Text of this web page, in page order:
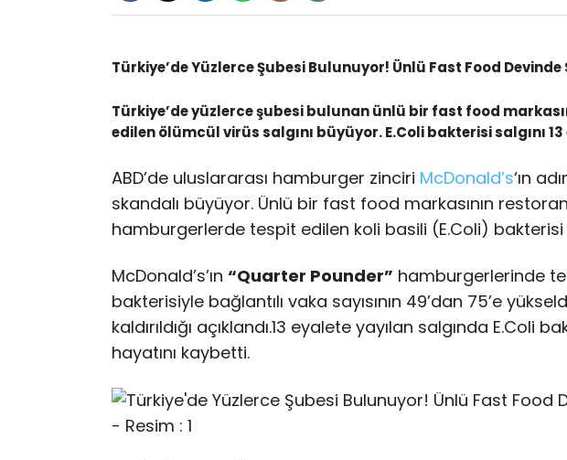
Türkiye’de Yüzlerce Şubesi Bulunuyor! Ünlü Fast Food Devinde
Türkiye’de yüzlerce şubesi bulunan ünlü bir fast food
edilen ölümcül virüs salgını büyüyor. E.Coli bakterisi salgını 13
ABD’de uluslararası hamburger zinciri McDonald’s‘ın
skandalı büyüyor. Ünlü bir fast food markasının
hamburgerlerde tespit edilen koli basili (E.Coli) bakterisi
McDonald’s’ın “Quarter Pounder” hamburgerlerinde
bakterisiyle bağlantılı vaka sayısının 49’dan 75’e
kaldırıldığı açıklandı.13 eyalete yayılan salgında E.Coli
hayatını kaybetti.